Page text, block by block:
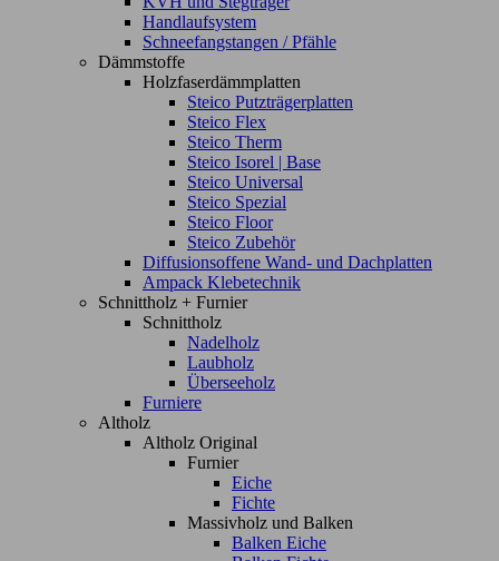
Handlaufsystem
Schneefangstangen / Pfähle
Dämmstoffe
Holzfaserdämmplatten
Steico Putzträgerplatten
Steico Flex
Steico Therm
Steico Isorel | Base
Steico Universal
Steico Spezial
Steico Floor
Steico Zubehör
Diffusionsoffene Wand- und Dachplatten
Ampack Klebetechnik
Schnittholz + Furnier
Schnittholz
Nadelholz
Laubholz
Überseeholz
Furniere
Altholz
Altholz Original
Furnier
Eiche
Fichte
Massivholz und Balken
Balken Eiche